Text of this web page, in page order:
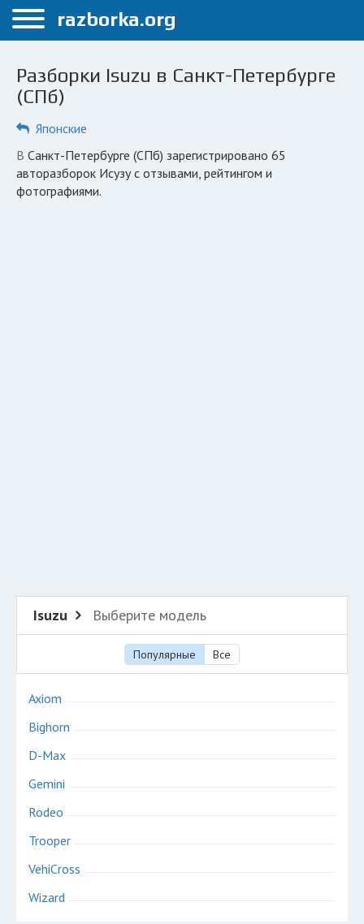
Меню
Санкт-Петербург
Автосервисы
Разборки Isuzu в Санкт-Петербурге
(СПб)
Японские
в Санкт-Петербурге (СПб) зарегистрировано 65
авторазборок Исузу с отзывами, рейтингом и
фотографиями.
Isuzu Выберите модель
Популярные Все
Axiom
Bighorn
D-Max
Gemini
Rodeo
Trooper
VehiCross
Wizard
razborka.org